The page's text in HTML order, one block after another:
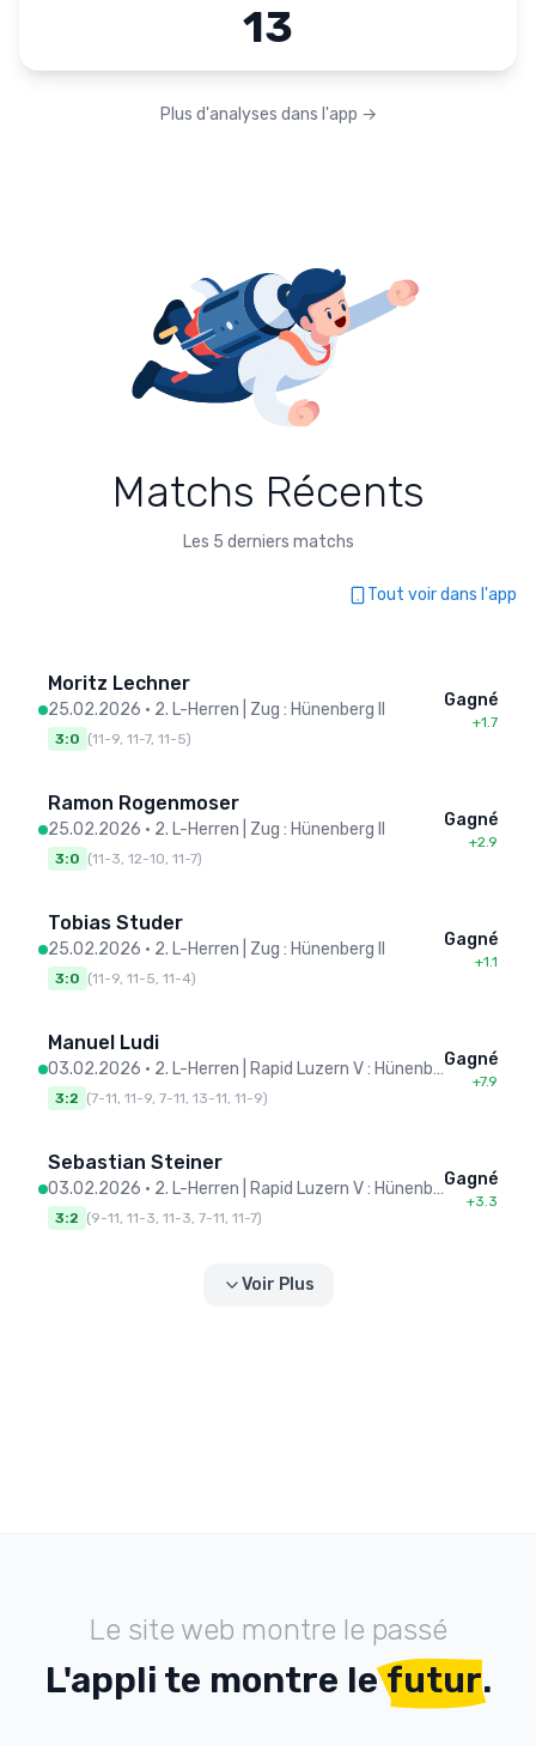
13
Plus d'analyses dans l'app →
Matchs Récents
Les 5 derniers matchs
Tout voir dans l'app
Moritz Lechner
25.02.2026 • 2. L-Herren | Zug : Hünenberg II
3:0 (11-9, 11-7, 11-5)
Gagné
+1.7
Ramon Rogenmoser
25.02.2026 • 2. L-Herren | Zug : Hünenberg II
3:0 (11-3, 12-10, 11-7)
Gagné
+2.9
Tobias Studer
25.02.2026 • 2. L-Herren | Zug : Hünenberg II
3:0 (11-9, 11-5, 11-4)
Gagné
+1.1
Manuel Ludi
03.02.2026 • 2. L-Herren | Rapid Luzern V : Hünenberg II
3:2 (7-11, 11-9, 7-11, 13-11, 11-9)
Gagné
+7.9
Sebastian Steiner
03.02.2026 • 2. L-Herren | Rapid Luzern V : Hünenberg II
3:2 (9-11, 11-3, 11-3, 7-11, 11-7)
Gagné
+3.3
Voir Plus
Le site web montre le passé
L'appli te montre lefutur.